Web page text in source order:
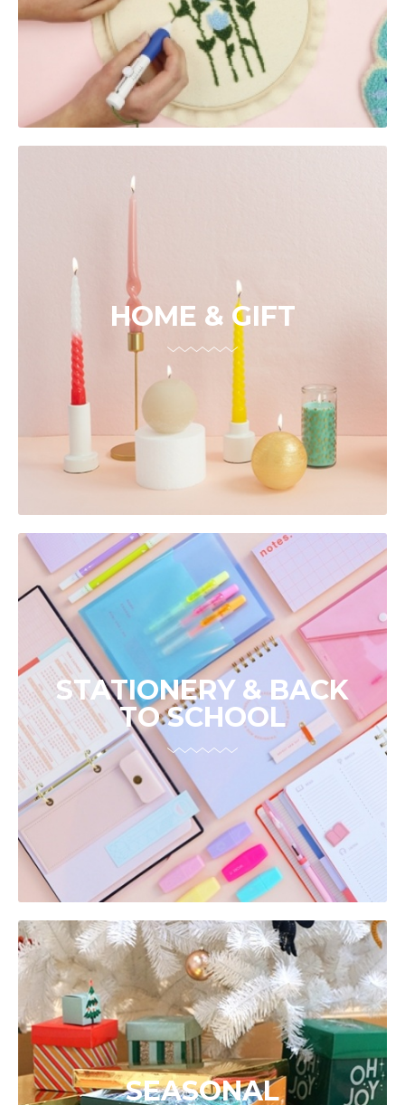
HOME & GIFT
STATIONERY & BACK
TO SCHOOL
SEASONAL